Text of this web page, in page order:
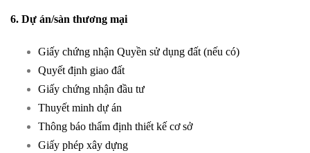
6. Dự án/sàn thương mại
Giấy chứng nhận Quyền sử dụng đất (nếu có)
Quyết định giao đất
Giấy chứng nhận đầu tư
Thuyết minh dự án
Thông báo thẩm định thiết kế cơ sở
Giấy phép xây dựng